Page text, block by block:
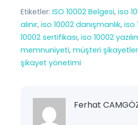
Etiketler: ISO 10002 Belgesi, iso
alınır, iso 10002 danışmanlık, iso
10002 sertifikası, iso 10002
memnuniyeti, müşteri
şikayet yönetimi
Ferhat